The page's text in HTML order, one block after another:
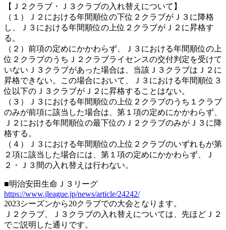
【Ｊ２クラブ・Ｊ３クラブの入れ替えについて】
（１）Ｊ２における年間順位の下位２クラブがＪ３に降格
し、Ｊ３における年間順位の上位２クラブがＪ２に昇格す
る。
（２）前項の定めにかかわらず、Ｊ３における年間順位の上
位２クラブのうちＪ２クラブライセンスの交付判定を受けて
いないＪ３クラブがあった場合は、当該Ｊ３クラブはＪ２に
昇格できない。この場合において、Ｊ３における年間順位３
位以下のＪ３クラブがＪ２に昇格することはない。
（３）Ｊ３における年間順位の上位２クラブのうち１クラブ
のみが前項に該当した場合は、第１項の定めにかかわらず、
Ｊ２における年間順位の最下位のＪ２クラブのみがＪ３に降
格する。
（４）Ｊ３における年間順位の上位２クラブのいずれもが第
２項に該当した場合には、第１項の定めにかかわらず、Ｊ
２・Ｊ３間の入れ替えは行わない。
■明治安田生命Ｊ３リーグ
https://www.jleague.jp/news/article/24242/
2023シーズンから20クラブでの大会となります。
Ｊ２クラブ、Ｊ３クラブの入れ替えについては、先ほどＪ２
でご説明した通りです。